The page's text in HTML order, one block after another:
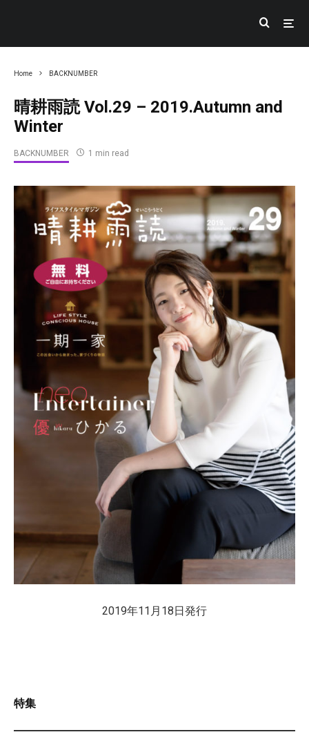
Home BACKNUMBER
晴耕雨読 Vol.29 – 2019.Autumn and
Winter
BACKNUMBER 1 min read
2019年11月18日発行
特集